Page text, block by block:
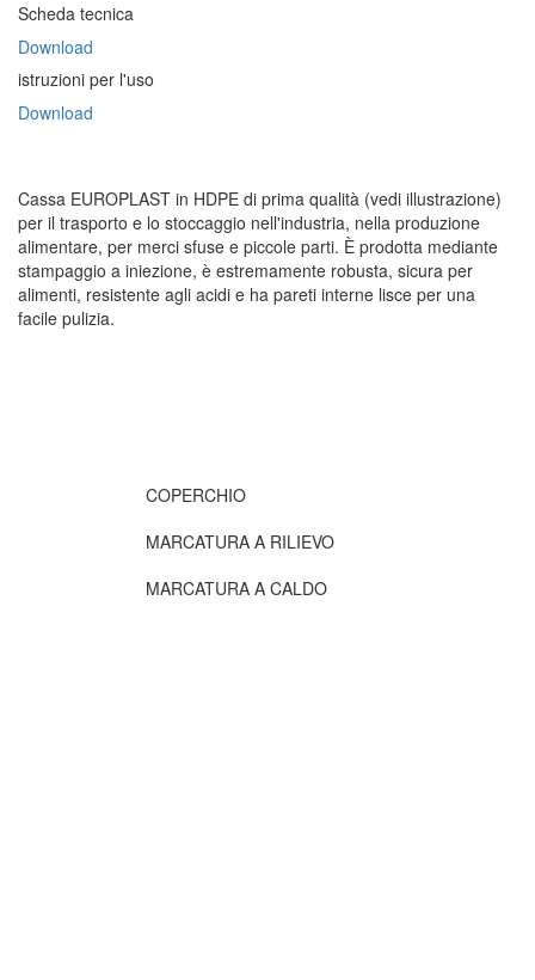
Scheda tecnica
Download
istruzioni per l'uso
Download
Cassa EUROPLAST in HDPE di prima qualità (vedi illustrazione)
per il trasporto e lo stoccaggio nell'industria, nella produzione
alimentare, per merci sfuse e piccole parti. È prodotta mediante
stampaggio a iniezione, è estremamente robusta, sicura per
alimenti, resistente agli acidi e ha pareti interne lisce per una
facile pulizia.
COPERCHIO
MARCATURA A RILIEVO
MARCATURA A CALDO